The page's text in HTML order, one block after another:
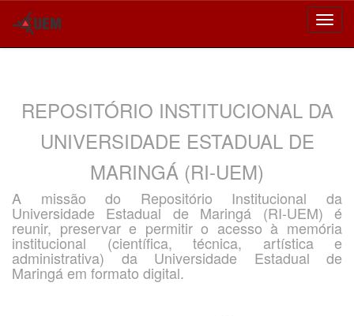
REPOSITÓRIO INSTITUCIONAL DA
UNIVERSIDADE ESTADUAL DE
MARINGÁ (RI-UEM)
A missão do Repositório Institucional da
Universidade Estadual de Maringá (RI-UEM) é
reunir, preservar e permitir o acesso à memória
institucional (científica, técnica, artística e
administrativa) da Universidade Estadual de
Maringá em formato digital.